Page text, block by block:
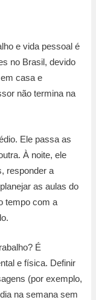
e vida pessoal é
no Brasil, devido
casa e
não termina na
Ele passa as
À noite, ele
responder a
as aulas do
tempo com a
É
e física. Definir
(por exemplo,
na semana sem